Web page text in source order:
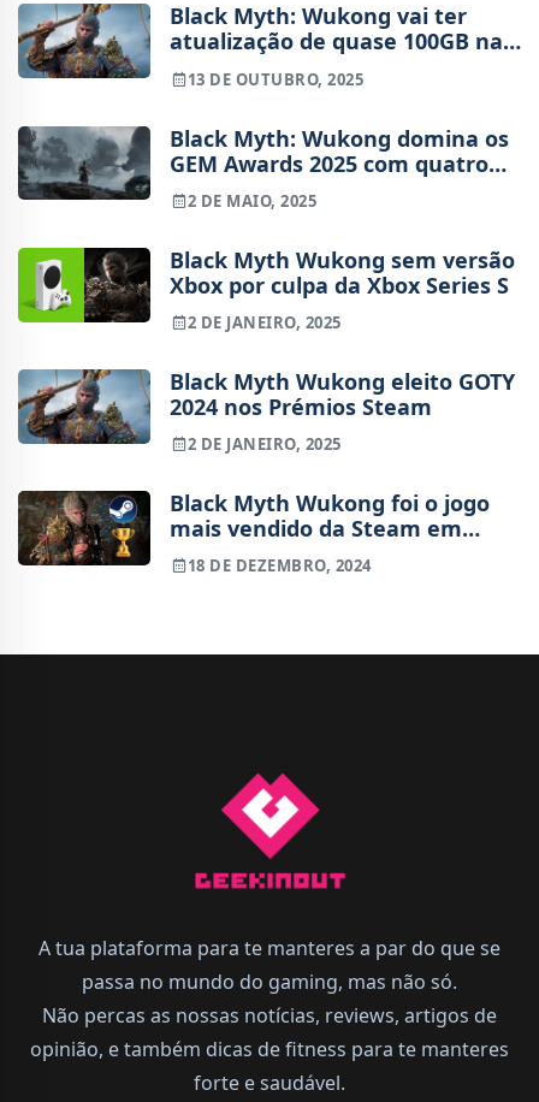
Black Myth: Wukong vai ter
atualização de quase 100GB na
PS513 DE OUTUBRO, 2025
Black Myth: Wukong domina os
GEM Awards 2025 com quatro
prémios, incluindo Jogo do Ano
2 DE MAIO, 2025
Black Myth Wukong sem versão
Xbox por culpa da Xbox Series S
2 DE JANEIRO, 2025
Black Myth Wukong eleito GOTY
2024 nos Prémios Steam
2 DE JANEIRO, 2025
Black Myth Wukong foi o jogo
mais vendido da Steam em
2024, vê a lista completa
18 DE DEZEMBRO, 2024
A tua plataforma para te manteres a par do que se
passa no mundo do gaming, mas não só.
Não percas as nossas notícias, reviews, artigos de
opinião, e também dicas de fitness para te manteres
forte e saudável.